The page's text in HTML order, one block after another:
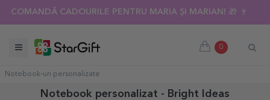
COMANDĂ CADOURILE PENTRU MARIA ȘI MARIAN! 🎁 🍷
0
Notebook-uri personalizate
Notebook personalizat - Bright Ideas